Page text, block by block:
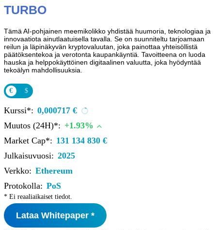
TURBO
Tämä AI-pohjainen meemikolikko yhdistää huumoria, teknologiaa ja
innovaatiota ainutlaatuisella tavalla. Se on suunniteltu tarjoamaan
reilun ja läpinäkyvän kryptovaluutan, joka painottaa yhteisöllistä
päätöksentekoa ja verotonta kaupankäyntiä. Tavoitteena on luoda
hauska ja helppokäyttöinen digitaalinen valuutta, joka hyödyntää
tekoälyn mahdollisuuksia.
€ $
Kurssi*: 0,000717 €
Muutos (24H)*: +1.93%
Market Cap*: 131 134 830 €
Julkaisuvuosi: 2025
Verkko: Ethereum
Protokolla: PoS
* Ei reaaliaikaiset tiedot.
Lataa Whitepaper *